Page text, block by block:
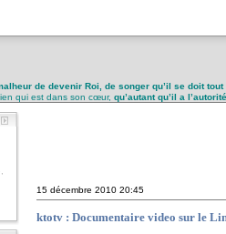
de devenir Roi, de songer qu’il se doit
qui est dans son cœur, qu’autant qu’il a
15 décembre 2010 20:45
ktotv : Documentaire video sur le